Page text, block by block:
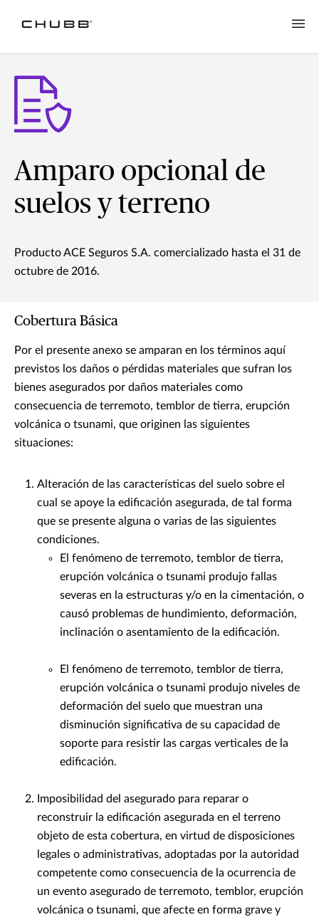
Amparo opcional de
suelos y terreno
Producto ACE Seguros S.A. comercializado hasta el 31 de
octubre de 2016.
Cobertura Básica
Por el presente anexo se amparan en los términos aquí
previstos los daños o pérdidas materiales que sufran los
bienes asegurados por daños materiales como
consecuencia de terremoto, temblor de tierra, erupción
volcánica o tsunami, que originen las siguientes
situaciones:
Alteración de las características del suelo sobre el
cual se apoye la edificación asegurada, de tal forma
que se presente alguna o varias de las siguientes
condiciones.
El fenómeno de terremoto, temblor de tierra,
erupción volcánica o tsunami produjo fallas
severas en la estructuras y/o en la cimentación, o
causó problemas de hundimiento, deformación,
inclinación o asentamiento de la edificación.
El fenómeno de terremoto, temblor de tierra,
erupción volcánica o tsunami produjo niveles de
deformación del suelo que muestran una
disminución significativa de su capacidad de
soporte para resistir las cargas verticales de la
edificación.
Imposibilidad del asegurado para reparar o
reconstruir la edificación asegurada en el terreno
objeto de esta cobertura, en virtud de disposiciones
legales o administrativas, adoptadas por la autoridad
competente como consecuencia de la ocurrencia de
un evento asegurado de terremoto, temblor, erupción
volcánica o tsunami, que afecte en forma grave y